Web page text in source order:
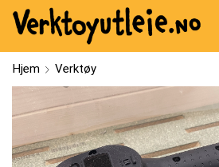
Hjem Verktøy